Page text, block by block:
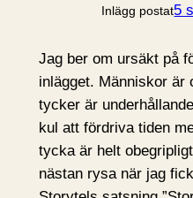
Inlägg postat5
Jag ber om ursäkt på
inlägget. Människor är
tycker är
kul att fördriva tiden
tycka är helt
nästan rysa när jag